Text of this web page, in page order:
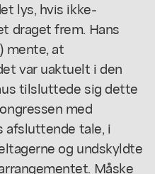
lys, hvis ikke-
draget frem. Hans
mente, at
var uaktuelt i den
tilsluttede sig dette
med
afsluttende tale, i
og undskyldte
Måske